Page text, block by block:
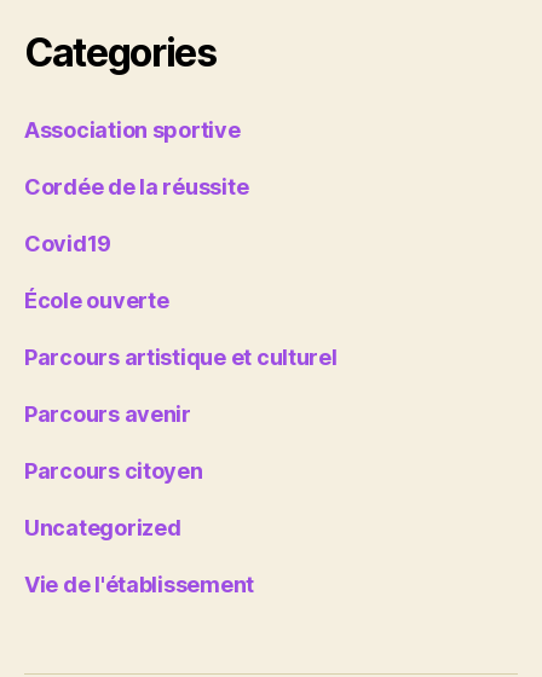
Categories
Association sportive
Cordée de la réussite
Covid19
École ouverte
Parcours artistique et culturel
Parcours avenir
Parcours citoyen
Uncategorized
Vie de l'établissement